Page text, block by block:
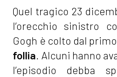
Quel tragico 23
l’orecchio sinistro
Gogh è colto dal
follia. Alcuni hanno
l’episodio debba